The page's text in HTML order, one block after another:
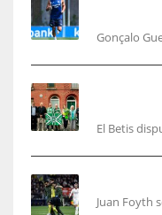
Gonçalo
El Betis
Juan Foyth